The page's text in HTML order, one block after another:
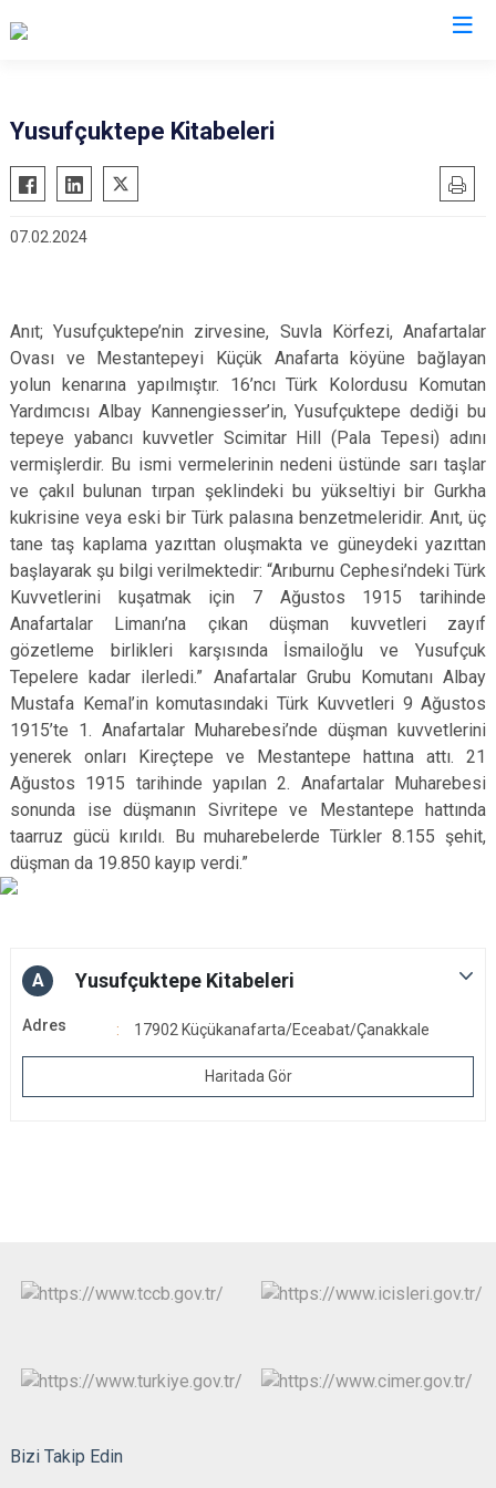
Yusufçuktepe Kitabeleri
07.02.2024
Anıt; Yusufçuktepe’nin zirvesine, Suvla Körfezi, Anafartalar
Ovası ve Mestantepeyi Küçük Anafarta köyüne bağlayan
yolun kenarına yapılmıştır. 16’ncı Türk Kolordusu Komutan
Yardımcısı Albay Kannengiesser’in, Yusufçuktepe dediği bu
tepeye yabancı kuvvetler Scimitar Hill (Pala Tepesi) adını
vermişlerdir. Bu ismi vermelerinin nedeni üstünde sarı taşlar
ve çakıl bulunan tırpan şeklindeki bu yükseltiyi bir Gurkha
kukrisine veya eski bir Türk palasına benzetmeleridir. Anıt, üç
tane taş kaplama yazıttan oluşmakta ve güneydeki yazıttan
başlayarak şu bilgi verilmektedir: “Arıburnu Cephesi’ndeki Türk
Kuvvetlerini kuşatmak için 7 Ağustos 1915 tarihinde
Anafartalar Limanı’na çıkan düşman kuvvetleri zayıf
gözetleme birlikleri karşısında İsmailoğlu ve Yusufçuk
Tepelere kadar ilerledi.” Anafartalar Grubu Komutanı Albay
Mustafa Kemal’in komutasındaki Türk Kuvvetleri 9 Ağustos
1915’te 1. Anafartalar Muharebesi’nde düşman kuvvetlerini
yenerek onları Kireçtepe ve Mestantepe hattına attı. 21
Ağustos 1915 tarihinde yapılan 2. Anafartalar Muharebesi
sonunda ise düşmanın Sivritepe ve Mestantepe hattında
taarruz gücü kırıldı. Bu muharebelerde Türkler 8.155 şehit,
düşman da 19.850 kayıp verdi.”
A Yusufçuktepe Kitabeleri
Adres 17902 Küçükanafarta/Eceabat/Çanakkale
Haritada Gör
Bizi Takip Edin